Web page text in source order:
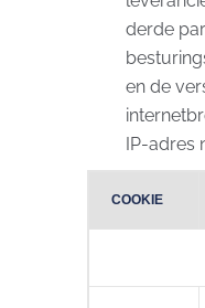
derde
en de
IP-adres
COOKIE